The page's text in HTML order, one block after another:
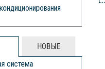
НОВЫЕ
система